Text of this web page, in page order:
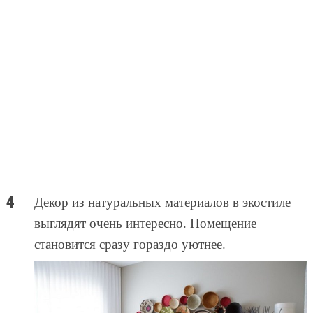
Декор из натуральных материалов в экостиле
выглядят очень интересно. Помещение
становится сразу гораздо уютнее.